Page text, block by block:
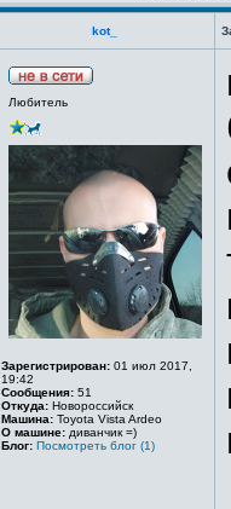
kot_
Любитель
Зарегистрирован: 01 июл 2017,
19:42
Сообщения: 51
Откуда: Новороссийск
Машина: Toyota Vista Ardeo
О машине: диванчик =)
Блог: Посмотреть блог (1)